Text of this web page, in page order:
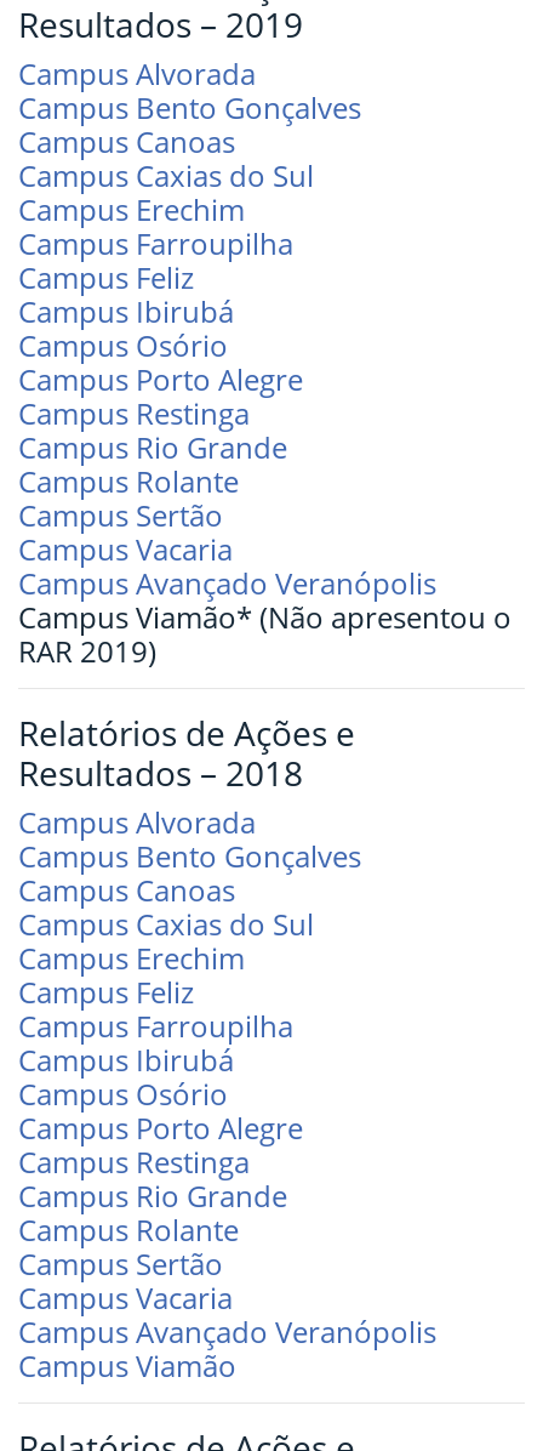
Resultados – 2019
Campus Alvorada
Campus Bento Gonçalves
Campus Canoas
Campus Caxias do Sul
Campus Erechim
Campus Farroupilha
Campus Feliz
Campus Ibirubá
Campus Osório
Campus Porto Alegre
Campus Restinga
Campus Rio Grande
Campus Rolante
Campus Sertão
Campus Vacaria
Campus Avançado Veranópolis
Campus Viamão* (Não apresentou o
RAR 2019)
Relatórios de Ações e
Resultados – 2018
Campus Alvorada
Campus Bento Gonçalves
Campus Canoas
Campus Caxias do Sul
Campus Erechim
Campus Feliz
Campus Farroupilha
Campus Ibirubá
Campus Osório
Campus Porto Alegre
Campus Restinga
Campus Rio Grande
Campus Rolante
Campus Sertão
Campus Vacaria
Campus Avançado Veranópolis
Campus Viamão